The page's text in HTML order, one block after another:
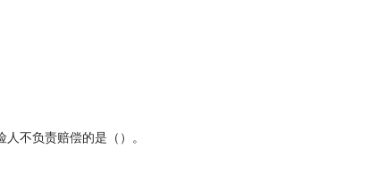
不负责赔偿的是（）。